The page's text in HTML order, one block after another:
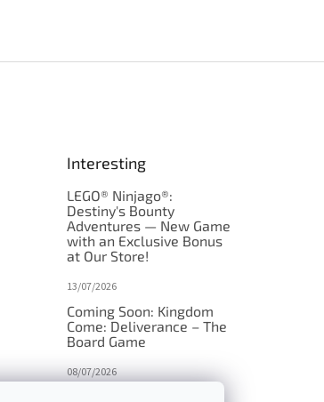
Interesting
LEGO® Ninjago®:
Destiny's Bounty
Adventures — New Game
with an Exclusive Bonus
at Our Store!
13/07/2026
Coming Soon: Kingdom
Come: Deliverance – The
Board Game
08/07/2026